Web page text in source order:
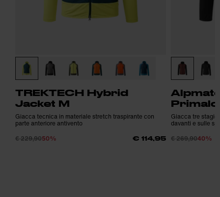
TREKTECH Hybrid
Jacket M
Giacca tecnica in materiale stretch traspirante con
parte anteriore antivento
€ 229,9050% € 114,95
Giacca tre
davanti e sulle
€ 269,9040%